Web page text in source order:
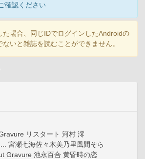
確認ください
場合、同じIDでログインしたAndroidの
いと雑誌を読むことができません。
リスタート 河村 澪
宮瀬七海佐々木美乃里風間そら
Gravure 池永百合 黄昏時の恋